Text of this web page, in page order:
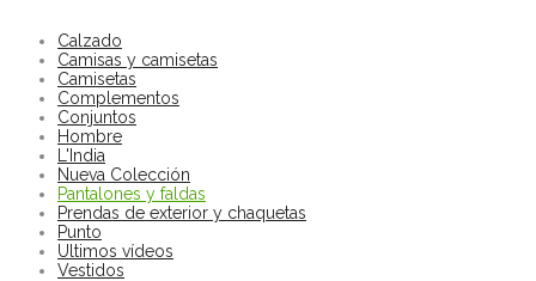
Calzado
Camisas y camisetas
Camisetas
Complementos
Conjuntos
Hombre
L'India
Nueva Colección
Pantalones y faldas
Prendas de exterior y chaquetas
Punto
Ultimos vídeos
Vestidos